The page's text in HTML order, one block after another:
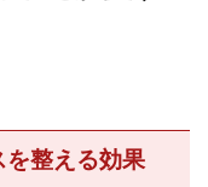
整える効果